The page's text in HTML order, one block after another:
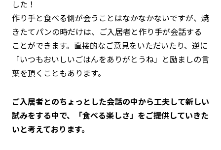
した！
作り手と食べる側が会うことはなかなかないですが、焼
きたてパンの時だけは、ご入居者と作り手が会話する
ことができます。直接的なご意見をいただいたり、逆に
「いつもおいしいごはんをありがとうね」と励ましの言
葉を頂くこともあります。
ご入居者とのちょっとした会話の中から工夫して新しい
試みをする中で、「食べる楽しさ」をご提供していきた
いと考えております。